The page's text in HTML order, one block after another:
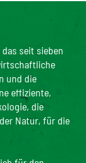
seit sieben
und die
effiziente,
die
Natur, für die